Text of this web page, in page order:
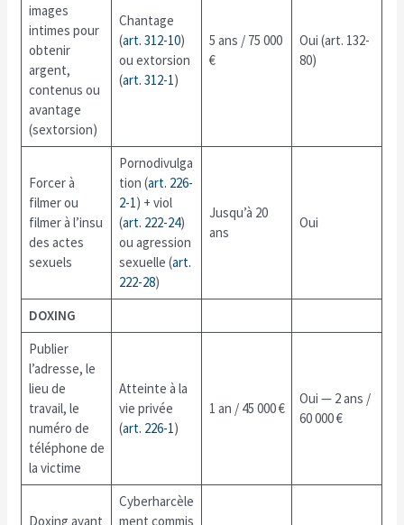
images
intimes pour
obtenir
argent,
contenus ou
avantage
(sextorsion)
Chantage
(art. 312-10)
ou extorsion
(art. 312-1)
5 ans / 75 000
€
Oui (art. 132-
80)
Forcer à
filmer ou
filmer à l’insu
des actes
sexuels
Pornodivulga
tion (art. 226-
2-1) + viol
(art. 222-24)
ou agression
sexuelle (art.
222-28)
Jusqu’à 20
ans
Oui
DOXING
Publier
l’adresse, le
lieu de
travail, le
numéro de
téléphone de
la victime
Atteinte à la
vie privée
(art. 226-1)
1 an / 45 000 €
Oui — 2 ans /
60 000 €
Doxing ayant
Cyberharcèle
ment commis